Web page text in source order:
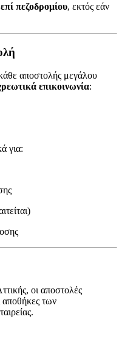
επί πεζοδρομίου, εκτός εάν
αποστολής μεγάλου
επικοινωνία:
για:
οι αποστολές
αποθήκες των